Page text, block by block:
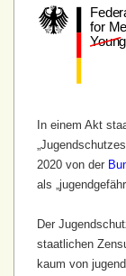
In einem Akt
2020 von der
als
Der
staatlichen
kaum von